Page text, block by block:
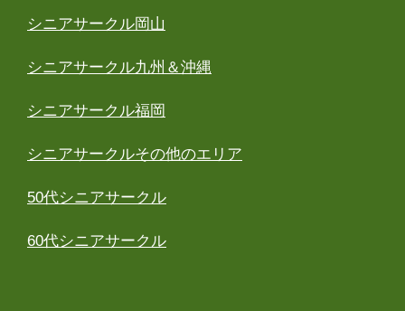
シニアサークル岡山
シニアサークル九州＆沖縄
シニアサークル福岡
シニアサークルその他のエリア
50代シニアサークル
60代シニアサークル